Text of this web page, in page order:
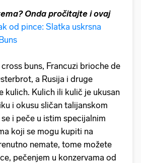
Onda pročitajte i ovaj
od pince: Slatka uskrsna
buns, Francuzi brioche de
a Rusija i druge
kulich. Kulich ili kulič je ukusan
i okusu sličan talijanskom
i peče u istim specijalnim
koji se mogu kupiti na
nemate, tome možete
pečenjem u konzervama od